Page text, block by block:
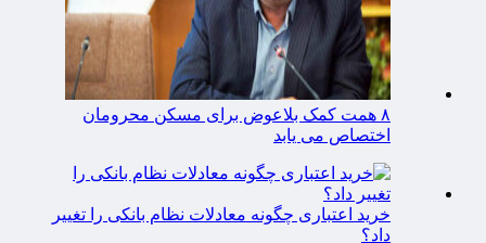
۸ همت کمک بلاعوض برای مسکن محرومان
اختصاص می یابد
خرید اعتباری چگونه معادلات نظام بانکی را تغییر
داد؟